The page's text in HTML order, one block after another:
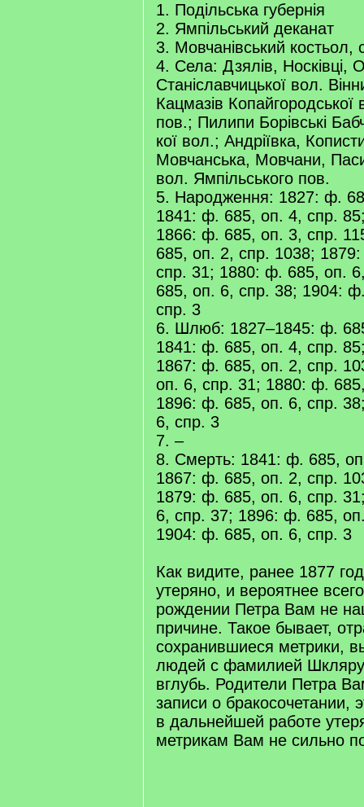
1. Подільська губернія
2. Ямпільський деканат
3. Мовчанівський костьол,
4. Села: Дзялів, Носківці,
Станіславчицької вол.
Кацмазів Копайгородської
пов.; Пилипи Борівські
кої вол.; Андріївка,
Мовчанська, Мовчани,
вол. Ямпільського пов.
5. Народження: 1827: ф.
1841: ф. 685, оп. 4, спр.
1866: ф. 685, оп. 3, спр.
685, оп. 2, спр. 1038;
спр. 31; 1880: ф. 685, оп.
685, оп. 6, спр. 38; 1904:
спр. 3
6. Шлюб: 1827–1845: ф.
1841: ф. 685, оп. 4, спр.
1867: ф. 685, оп. 2, спр.
оп. 6, спр. 31; 1880: ф.
1896: ф. 685, оп. 6, спр.
6, спр. 3
7. –
8. Смерть: 1841: ф. 685,
1867: ф. 685, оп. 2, спр.
1879: ф. 685, оп. 6, спр.
6, спр. 37; 1896: ф. 685,
1904: ф. 685, оп. 6, спр. 3
Как видите, ранее 1877
утеряно, и вероятнее
рождении Петра Вам не
причине. Такое бывает,
сохранившиеся метрики,
людей с фамилией
вглубь. Родители Петра
записи о бракосочетании,
в дальнейшей работе
метрикам Вам не сильно